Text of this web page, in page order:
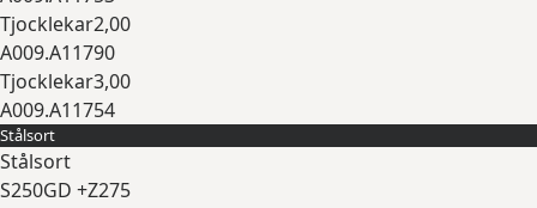
Tjocklekar2,00
A009.A11790
Tjocklekar3,00
A009.A11754
Expandera
Stålsort
Stålsort
S250GD +Z275